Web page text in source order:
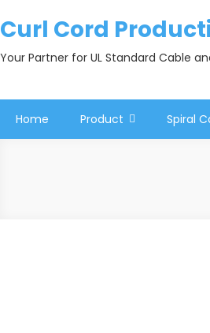
to
Curl Cord
Your Partner for UL Standard Cable
Home Product Spiral